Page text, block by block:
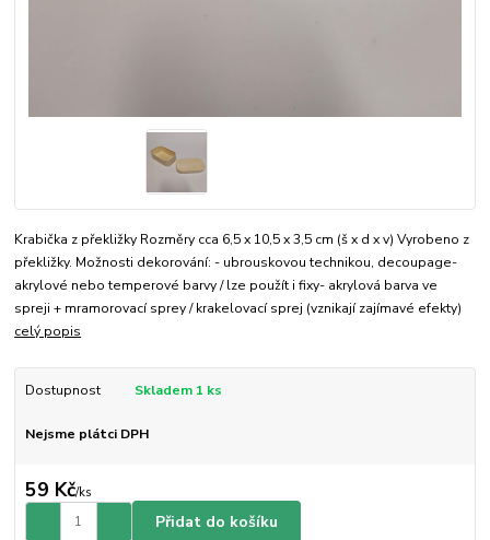
Krabička z překližky Rozměry cca 6,5 x 10,5 x 3,5 cm (š x d x v) Vyrobeno z
překližky. Možnosti dekorování: - ubrouskovou technikou, decoupage-
akrylové nebo temperové barvy / lze použít i fixy- akrylová barva ve
spreji + mramorovací sprey / krakelovací sprej (vznikají zajímavé efekty)
celý popis
Dostupnost Skladem 1 ks
Nejsme plátci DPH
59 Kč/ks
Přidat do košíku